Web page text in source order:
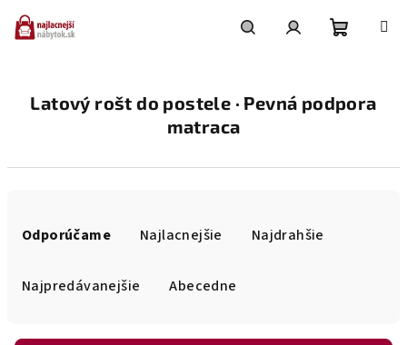
obsah
košík
Latový rošt do postele · Pevná podpora
matraca
Odporúčame Najlacnejšie Najdrahšie
Najpredávanejšie Abecedne